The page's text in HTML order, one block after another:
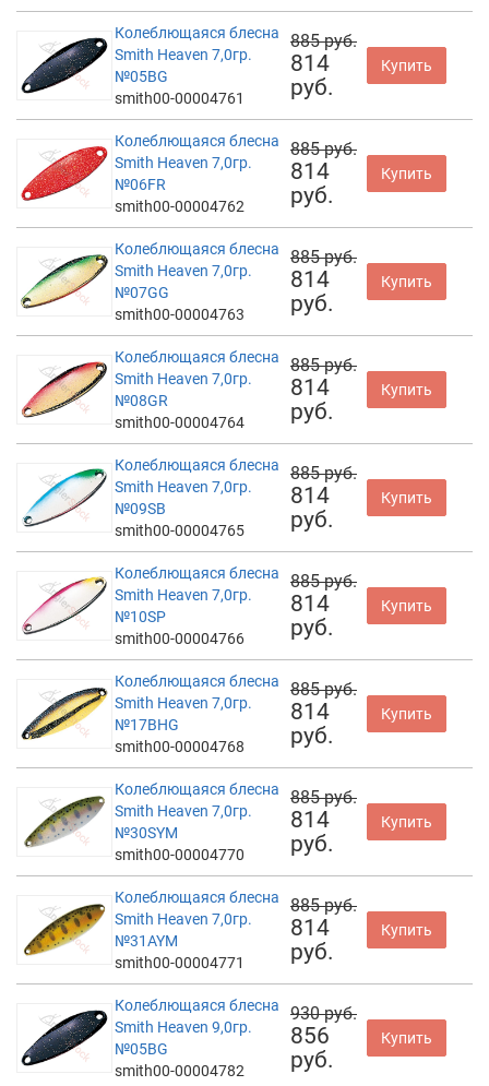
Колеблющаяся блесна
Smith Heaven 7,0гр.
№05BG
smith00-00004761
885 руб.
814
руб.
Купить
Колеблющаяся блесна
Smith Heaven 7,0гр.
№06FR
smith00-00004762
885 руб.
814
руб.
Купить
Колеблющаяся блесна
Smith Heaven 7,0гр.
№07GG
smith00-00004763
885 руб.
814
руб.
Купить
Колеблющаяся блесна
Smith Heaven 7,0гр.
№08GR
smith00-00004764
885 руб.
814
руб.
Купить
Колеблющаяся блесна
Smith Heaven 7,0гр.
№09SB
smith00-00004765
885 руб.
814
руб.
Купить
Колеблющаяся блесна
Smith Heaven 7,0гр.
№10SP
smith00-00004766
885 руб.
814
руб.
Купить
Колеблющаяся блесна
Smith Heaven 7,0гр.
№17BHG
smith00-00004768
885 руб.
814
руб.
Купить
Колеблющаяся блесна
Smith Heaven 7,0гр.
№30SYM
smith00-00004770
885 руб.
814
руб.
Купить
Колеблющаяся блесна
Smith Heaven 7,0гр.
№31AYM
smith00-00004771
885 руб.
814
руб.
Купить
Колеблющаяся блесна
Smith Heaven 9,0гр.
№05BG
smith00-00004782
930 руб.
856
руб.
Купить